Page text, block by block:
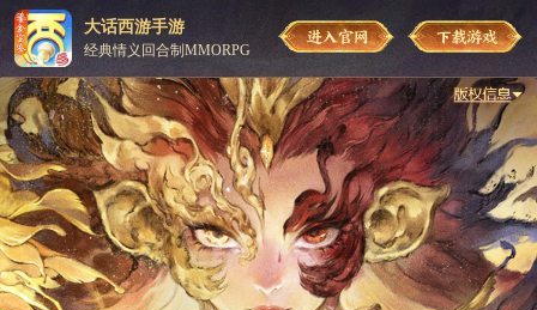
大话西游手游
经典情义回合制MMORPG